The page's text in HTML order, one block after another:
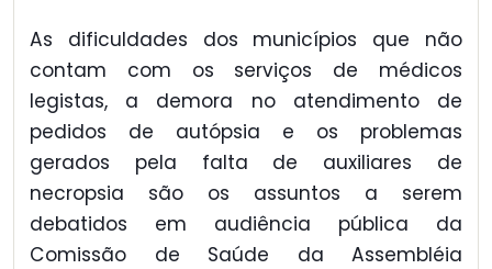
As dificuldades dos municípios que não
contam com os serviços de médicos
legistas, a demora no atendimento de
pedidos de autópsia e os problemas
gerados pela falta de auxiliares de
necropsia são os assuntos a serem
debatidos em audiência pública da
Comissão de Saúde da Assembléia